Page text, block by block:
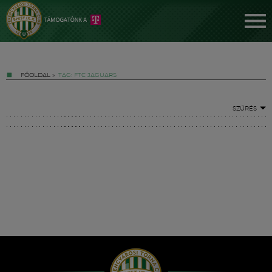
FŐOLDAL » TAG: FTC JAGUARS
SZŰRÉS
Hírek